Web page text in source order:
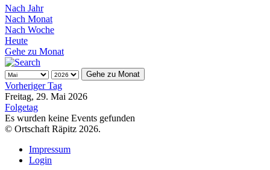
Nach Jahr
Nach Monat
Nach Woche
Heute
Gehe zu Monat
Gehe zu Monat
Vorheriger Tag
Freitag, 29. Mai 2026
Folgetag
Es wurden keine Events gefunden
© Ortschaft Räpitz 2026.
Impressum
Login